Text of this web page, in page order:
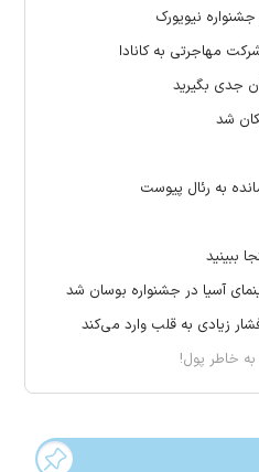
نیویورک
مهاجرتی به کانادا
جدی بگیرید
شد
به رئال پیوست
ببینید
آسیا در جشنواره بوسان شد
خاطر پول!